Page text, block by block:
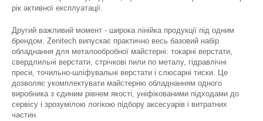
рік активної експлуатації.
Другий важливий момент - широка лінійка продукції під одним
брендом. Zenitech випускає практично весь базовий набір
обладнання для металообробної майстерні: токарні верстати,
свердлильні верстати, стрічкові пили по металу, гідравлічні
преси, точильно-шліфувальні верстати і слюсарні тиски. Це
дозволяє укомплектувати майстерню обладнанням одного
виробника з єдиним рівнем якості, уніфікованими підходами до
сервісу і зрозумілою логікою підбору аксесуарів і витратних
частин.